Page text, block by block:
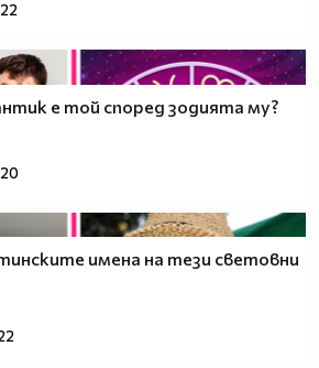
е той според зодията му?
имена на тези световни